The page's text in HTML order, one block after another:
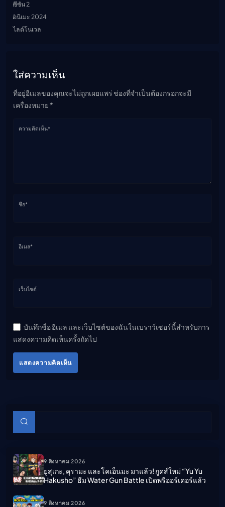
ซีซัน 2
อนิเมะ 2024
ไลต์โนเวล
ใส่ความเห็น
ที่อยู่อีเมลของคุณจะไม่ถูกเผยแพร่ ช่องที่จำเป็นต้องกรอกจะมี
เครื่องหมาย *
ความคิดเห็น*
ชื่อ*
อีเมล*
เว็บไซต์
บันทึกชื่อ อีเมล และเว็บไซต์ของฉันในเบราว์เซอร์นี้สำหรับการ
แสดงความคิดเห็นครั้งถัดไป
แสดงความคิดเห็น
บทความย่อย
9 สิงหาคม 2026
ยูสุเกะ, คุรามะ และโคเอ็นมะ มาแล้ว! กูดส์ใหม่ “Yu Yu
Hakusho” ธีม Water Gun Battle เปิดพรีออร์เดอร์แล้ว
9 สิงหาคม 2026